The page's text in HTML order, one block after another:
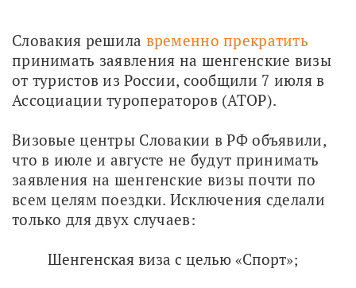
Словакия решила временно прекратить
принимать заявления на шенгенские визы
от туристов из России, сообщили 7 июля в
Ассоциации туроператоров (АТОР).
Визовые центры Словакии в РФ объявили,
что в июле и августе не будут принимать
заявления на шенгенские визы почти по
всем целям поездки. Исключения сделали
только для двух случаев:
Шенгенская виза с целью «Спорт»;